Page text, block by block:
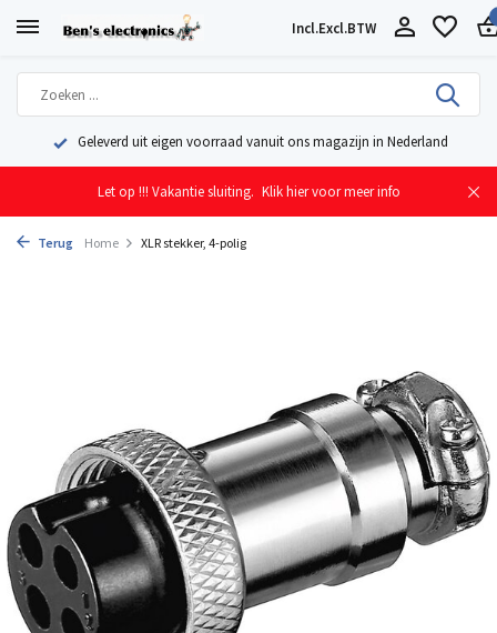
Incl.Excl.BTW
Geleverd uit eigen voorraad vanuit ons magazijn in Nederland
Let op !!! Vakantie sluiting. Klik hier voor meer info
Terug Home XLR stekker, 4-polig